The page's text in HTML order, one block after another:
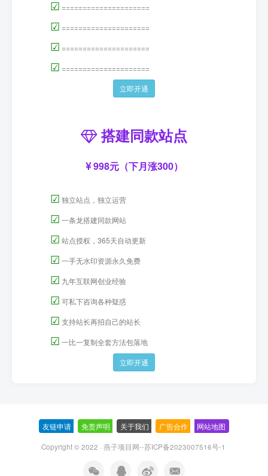
☑ =====================
☑ =====================
☑ =====================
☑ =====================
立即开通
搭建同款站点
998元（下月涨300）
☑ 独立站点，独立运营
☑ 一条龙搭建同款网站
☑ 站点授权，365天自动更新
☑ 一手无水印资源永久免费
☑ 九年互联网创业经验
☑ 可私下咨询各种疑惑
☑ 支持站长再招自己的站长
☑ 一比一复制全套方法包落地
立即开通
友链申请 免责声明 关于我们 广告合作 网站地图
Copyright © 2022 · 燕子项目网--苏ICP备2023007516号-1